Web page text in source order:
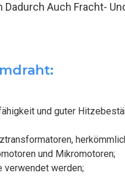
Auch Fracht-
und guter
und Mikromotoren;
verwendet werden;